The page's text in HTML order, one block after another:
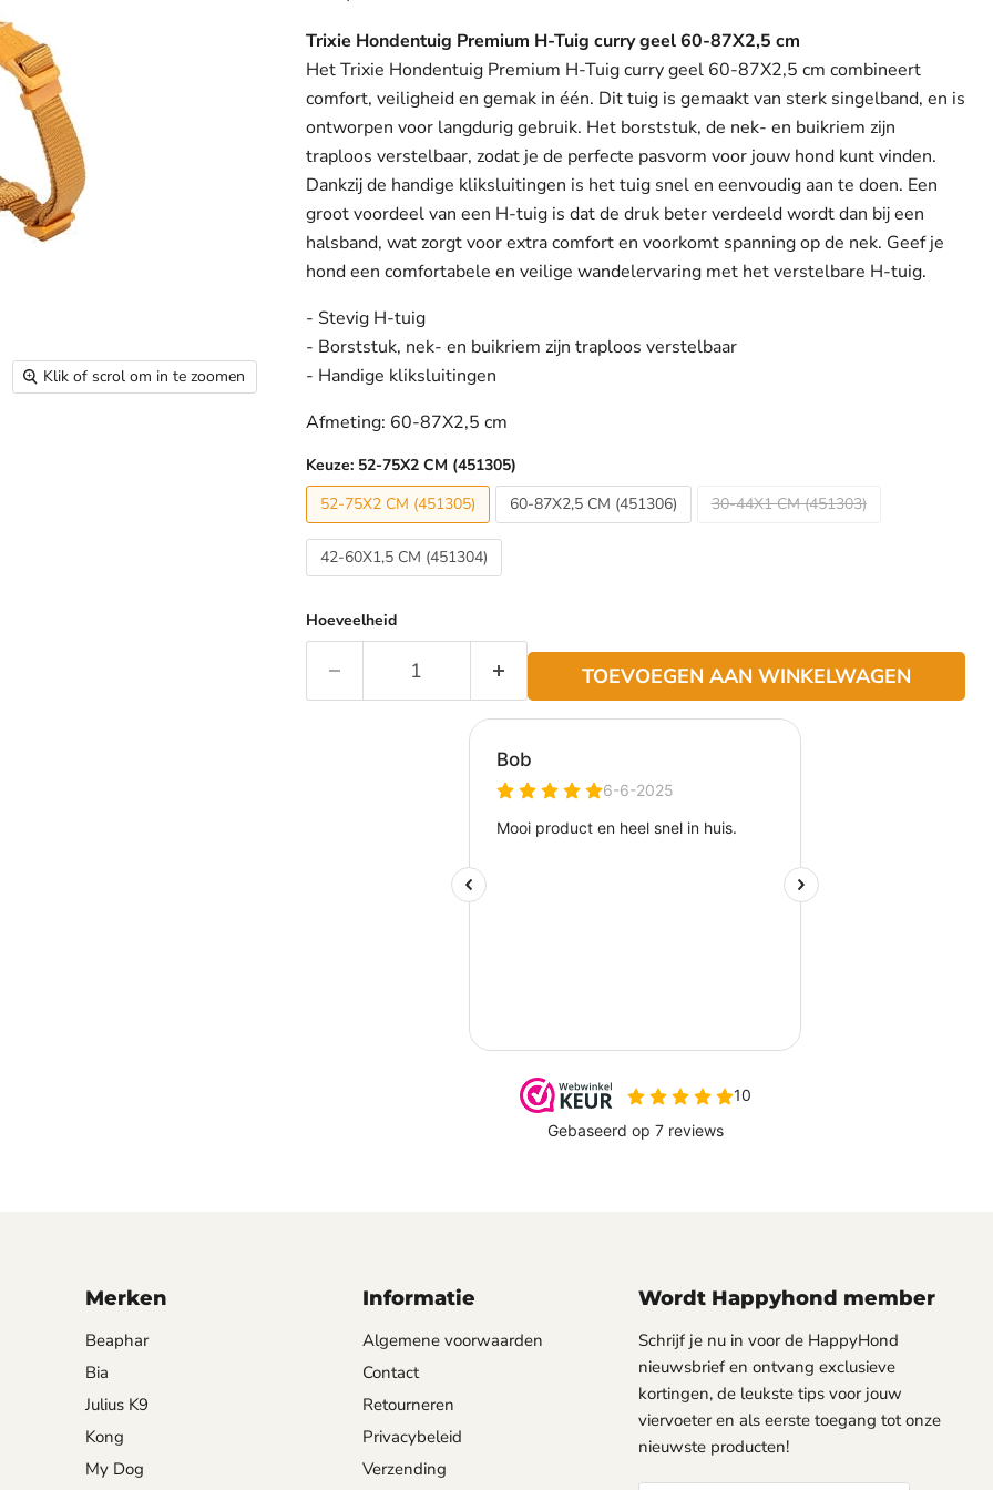
Klik of scrol om in te zoomen
Trixie Hondentuig Premium H-Tuig curry geel 60-87X2,5 cm
Het Trixie Hondentuig Premium H-Tuig curry geel 60-87X2,5 cm combineert
comfort, veiligheid en gemak in één. Dit tuig is gemaakt van sterk singelband, en is
ontworpen voor langdurig gebruik. Het borststuk, de nek- en buikriem zijn
traploos verstelbaar, zodat je de perfecte pasvorm voor jouw hond kunt vinden.
Dankzij de handige kliksluitingen is het tuig snel en eenvoudig aan te doen. Een
groot voordeel van een H-tuig is dat de druk beter verdeeld wordt dan bij een
halsband, wat zorgt voor extra comfort en voorkomt spanning op de nek. Geef je
hond een comfortabele en veilige wandelervaring met het verstelbare H-tuig.
- Stevig H-tuig
- Borststuk, nek- en buikriem zijn traploos verstelbaar
- Handige kliksluitingen
Afmeting: 60-87X2,5 cm
Keuze: 52-75X2 CM (451305)
52-75X2 CM (451305)
60-87X2,5 CM (451306) 30-44X1 CM (451303)
42-60X1,5 CM (451304)
Hoeveelheid
TOEVOEGEN AAN WINKELWAGEN
Merken
Beaphar
Bia
Julius K9
Kong
My Dog
Informatie
Algemene voorwaarden
Contact
Retourneren
Privacybeleid
Verzending
Wordt Happyhond member
Schrijf je nu in voor de HappyHond
nieuwsbrief en ontvang exclusieve
kortingen, de leukste tips voor jouw
viervoeter en als eerste toegang tot onze
nieuwste producten!